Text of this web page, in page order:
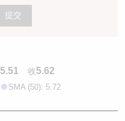
提交
5.51 收5.62
SMA (50): 5.72